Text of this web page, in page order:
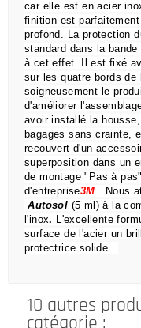
car elle est en acier
finition est
profond. La protection
standard dans la
à cet effet.
Il est fixé
sur les quatre bords de
soigneusement le
d'améliorer
avoir installé la
bagages sans crainte,
recouvert d'un
superposition dans un
de montage "Pas à
d'entreprise3M . Nous
Autosol (5 ml) à la
l'inox. L'excellente
surface de l'acier un
protectrice solide.
10 autres